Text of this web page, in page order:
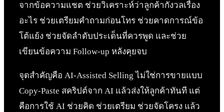
จากข้อความแชต ช่วยวิเคราะห์ว่าลูกค้ากังวลเรื่อง
อะไร ช่วยเตรียมคำถามก่อนโทร ช่วยคาดการณ์ข้อ
โต้แย้ง ช่วยจัดลำดับประเด็นที่ควรพูด และช่วย
เขียนข้อความ Follow-up หลังคุยจบ
จุดสำคัญคือ AI-Assisted Selling ไม่ใช่การขายแบบ
Copy-Paste สคริปต์จาก AI แล้วส่งให้ลูกค้าทันที แต่
คือการใช้ AI ช่วยคิด ช่วยเตรียม ช่วยจัดโครง แล้ว